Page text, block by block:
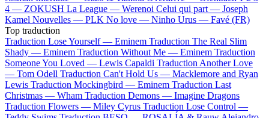
4 — ZOKUSH La League — Werenoi Celui qui part — Joseph
Kamel Nouvelles — PLK No love — Ninho Urus — Favé (FR)
Top traduction
Traduction Lose Yourself — Eminem Traduction The Real Slim
Shady — Eminem Traduction Without Me — Eminem Traduction
Someone You Loved — Lewis Capaldi Traduction Another Love
— Tom Odell Traduction Can't Hold Us — Macklemore and Ryan
Lewis Traduction Mockingbird — Eminem Traduction Last
Christmas — Wham Traduction Demons — Imagine Dragons
Traduction Flowers — Miley Cyrus Traduction Lose Control —